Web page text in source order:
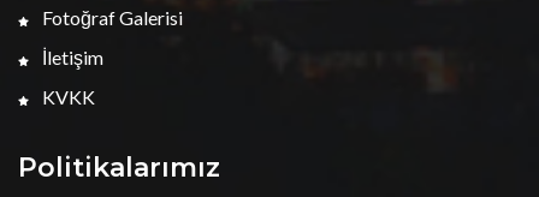
Fotoğraf Galerisi
İletişim
KVKK
Politikalarımız